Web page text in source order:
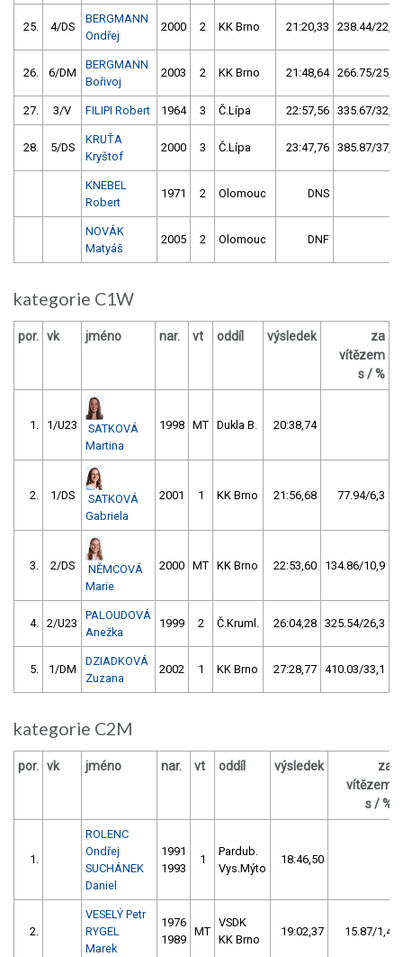
25. 4/DS
BERGMANN
Ondřej
2000 2 KK Brno 21:20,33 238.44/22,9
26. 6/DM
BERGMANN
Bořivoj
2003 2 KK Brno 21:48,64 266.75/25,6
27. 3/V FILIPI Robert 1964 3 Č.Lípa 22:57,56 335.67/32,2
28. 5/DS
KRUŤA
Kryštof
2000 3 Č.Lípa 23:47,76 385.87/37,0
KNEBEL
Robert
1971 2 Olomouc DNS
NOVÁK
Matyáš
2005 2 Olomouc DNF
kategorie C1W
por. vk jméno nar. vt oddíl výsledek
za
vítězem
s / %
1. 1/U23
SATKOVÁ
Martina
1998 MT Dukla B. 20:38,74
2. 1/DS
SATKOVÁ
Gabriela
2001 1 KK Brno 21:56,68 77.94/6,3
3. 2/DS
NĚMCOVÁ
Marie
2000 MT KK Brno 22:53,60 134.86/10,9
4. 2/U23
PALOUDOVÁ
Anežka
1999 2 Č.Kruml. 26:04,28 325.54/26,3
5. 1/DM
DZIADKOVÁ
Zuzana
2002 1 KK Brno 27:28,77 410.03/33,1
kategorie C2M
por. vk jméno nar. vt oddíl výsledek
za
vítězem
s / %
1.
ROLENC
Ondřej
SUCHÁNEK
Daniel
1991
1993
1
Pardub.
Vys.Mýto
18:46,50
2.
VESELÝ Petr
RYGEL
Marek
1976
1989
MT
VSDK
KK Brno
19:02,37 15.87/1,4